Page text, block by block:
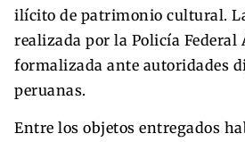
ilícito de patrimonio cultural.
realizada por la Policía Federal
formalizada ante autoridades
peruanas.
Entre los objetos entregados